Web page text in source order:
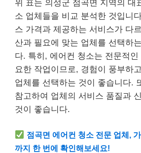
위 표는 의성군 점곡면 지역의 대
소 업체들을 비교 분석한 것입니
스 가격과 제공하는 서비스가 다
산과 필요에 맞는 업체를 선택하
다. 특히, 에어컨 청소는 전문적
요한 작업이므로, 경험이 풍부하
업체를 선택하는 것이 좋습니다.
참고하여 업체의 서비스 품질과
것이 좋습니다.
점곡면 에어컨 청소 전문 업체,
까지 한 번에 확인해보세요!